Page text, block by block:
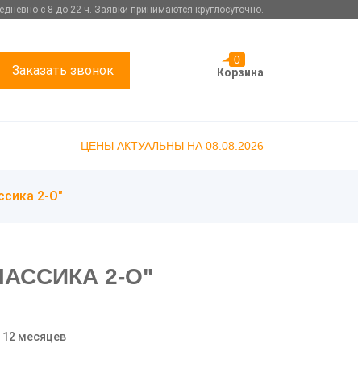
с 8 до 22 ч. Заявки принимаются круглосуточно.
Заказать звонок
0
Корзина
ЦЕНЫ АКТУАЛЬНЫ НА 08.08.2026
2-О"
2-О"
12 месяцев